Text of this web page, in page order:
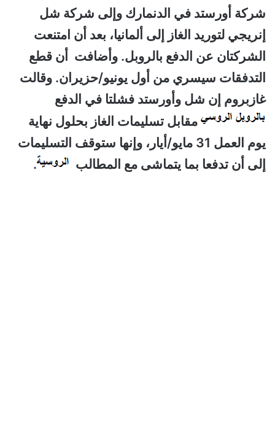
شركة أورستد في الدنمارك وإلى شركة شل
إنريجي لتوريد الغاز إلى ألمانيا، بعد أن امتنعت
الشركتان عن الدفع بالروبل. وأضافت أن قطع
التدفقات سيسري من أول يونيو/حزيران. وقالت
غازبروم إن شل وأورستد فشلتا في الدفع
مقابل تسليمات الغاز بحلول نهاية
يوم العمل 31 مايو/أيار، وإنها ستوقف التسليمات
إلى أن تدفعا بما يتماشى مع المطالب
.